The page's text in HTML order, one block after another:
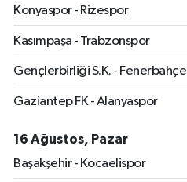
Konyaspor - Rizespor
Kasımpaşa - Trabzonspor
Gençlerbirliği S.K. - Fenerbahçe
Gaziantep FK - Alanyaspor
16 Ağustos, Pazar
Başakşehir - Kocaelispor